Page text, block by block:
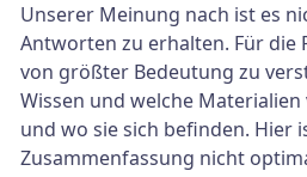
Unserer Meinung nach ist es
Antworten zu erhalten. Für die
von größter Bedeutung zu
Wissen und welche
und wo sie sich befinden. Hier
Zusammenfassung nicht